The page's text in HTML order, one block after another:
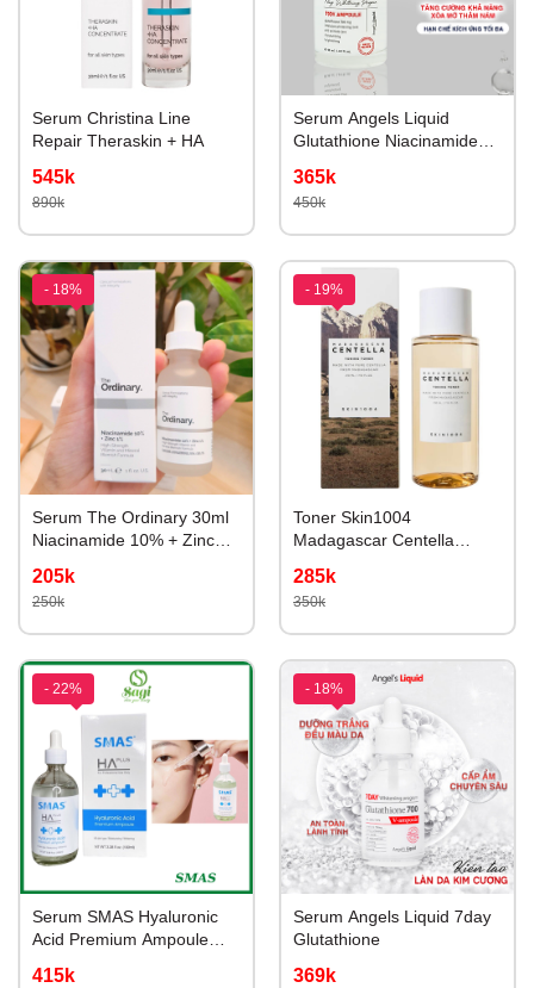
Serum Christina Line
Repair Theraskin + HA
545k
890k
Serum Angels Liquid
Glutathione Niacinamide
365k
450k
- 18%
Serum The Ordinary 30ml
Niacinamide 10% + Zinc
205k
250k
- 19%
Toner Skin1004
Madagascar Centella
285k
350k
- 22%
Serum SMAS Hyaluronic
Acid Premium Ampoule
415k
- 18%
Serum Angels Liquid 7day
Glutathione
369k